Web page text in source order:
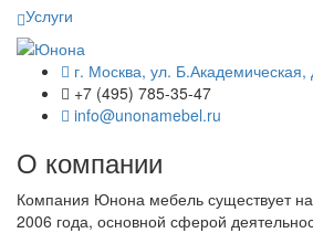
Услуги
г. Москва, ул. Б.Академическая,
+7 (495) 785-35-47
info@unonamebel.ru
О компании
Компания Юнона мебель существует
2006 года, основной сферой